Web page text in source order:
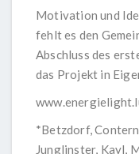
Motivation und
fehlt es den
Abschluss des
das Projekt in
*Betzdorf,
Junglinster, Kayl,